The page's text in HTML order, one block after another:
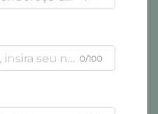
0/100